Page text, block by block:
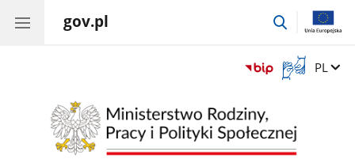
gov.pl
przejdź
Otwórz
okno
języka
migowego
Zmień
PL